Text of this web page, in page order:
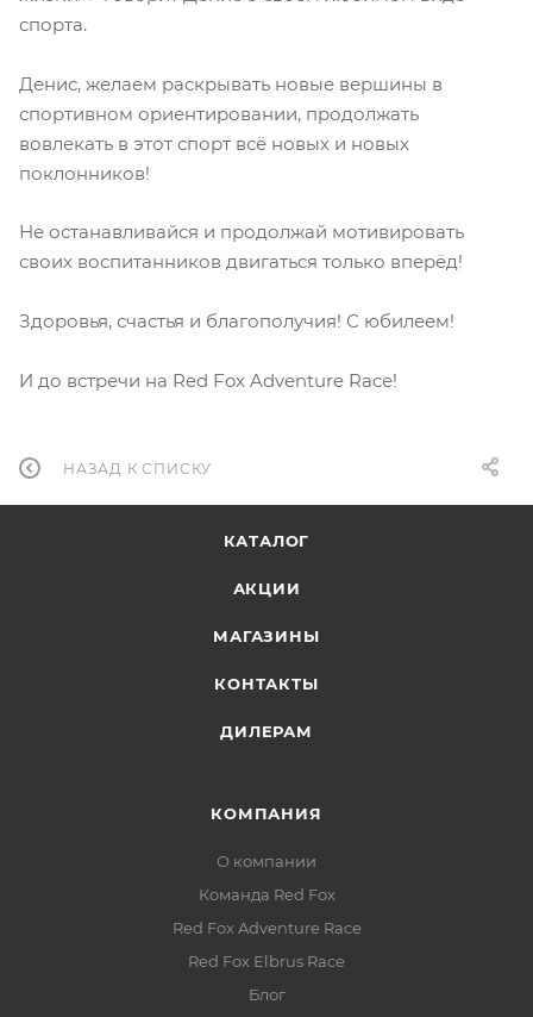
спорта.
Денис, желаем раскрывать новые вершины в
спортивном ориентировании, продолжать
вовлекать в этот спорт всё новых и новых
поклонников!
Не останавливайся и продолжай мотивировать
своих воспитанников двигаться только вперёд!
Здоровья, счастья и благополучия! С юбилеем!
И до встречи на Red Fox Adventure Race!
НАЗАД К СПИСКУ
КАТАЛОГ
АКЦИИ
МАГАЗИНЫ
КОНТАКТЫ
ДИЛЕРАМ
КОМПАНИЯ
О компании
Команда Red Fox
Red Fox Adventure Race
Red Fox Elbrus Race
Блог